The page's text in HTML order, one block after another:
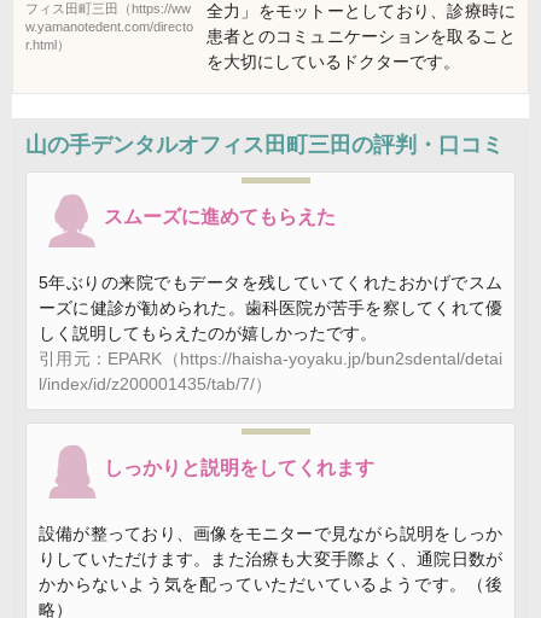
フィス田町三田（https://ww
w.yamanotedent.com/directo
r.html）
全力」をモットーとしており、診療時に
患者とのコミュニケーションを取ること
を大切にしているドクターです。
山の手デンタルオフィス田町三田 の評判・口コミ
スムーズに進めてもらえた
5年ぶりの来院でもデータを残していてくれたおかげでスム
ーズに健診が勧められた。歯科医院が苦手を察してくれて優
しく説明してもらえたのが嬉しかったです。
引用元：EPARK（https://haisha-yoyaku.jp/bun2sdental/detai
l/index/id/z200001435/tab/7/）
しっかりと説明をしてくれます
設備が整っており、画像をモニターで見ながら説明をしっか
りしていただけます。また治療も大変手際よく、通院日数が
かからないよう気を配っていただいているようです。（後
略）